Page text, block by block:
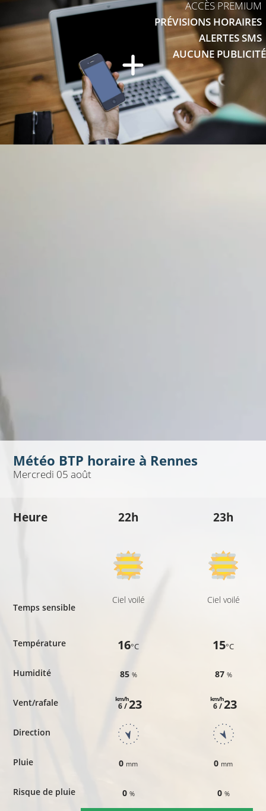
ACCÈS PREMIUM
PRÉVISIONS HORAIRES
ALERTES SMS
AUCUNE PUBLICITÉ
Météo BTP horaire à Rennes
Mercredi 05 août
Heure
Temps sensible
Température
Humidité
Vent/rafale
Direction
Pluie
Risque de pluie
22h
Ciel voilé
16°C
85 %
6 /
km/h23
0 mm
0 %
23h
Ciel voilé
15°C
87 %
6 /
km/h23
0 mm
0 %